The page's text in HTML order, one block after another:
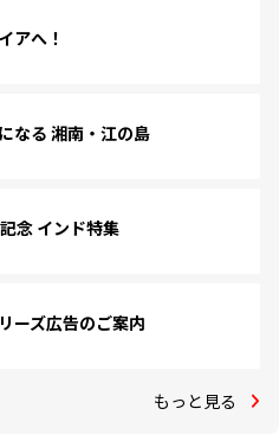
アへ！
なる 湘南・江の島
念 インド特集
ーズ広告のご案内
もっと見る